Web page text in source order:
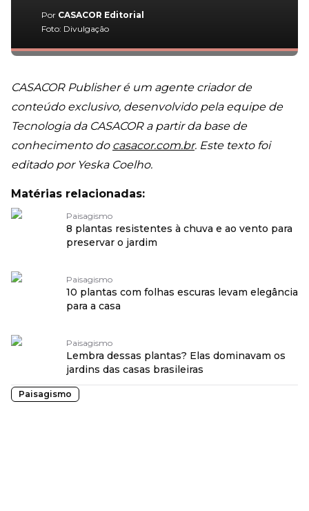
CASACOR Publisher é um agente criador de
conteúdo exclusivo, desenvolvido pela equipe de
Tecnologia da CASACOR a partir da base de
conhecimento do casacor.com.br. Este texto foi
editado por Yeska Coelho.
Matérias relacionadas:
Paisagismo
8 plantas resistentes à chuva e ao vento para
preservar o jardim
Paisagismo
10 plantas com folhas escuras levam elegância
para a casa
Paisagismo
Lembra dessas plantas? Elas dominavam os
jardins das casas brasileiras
Paisagismo